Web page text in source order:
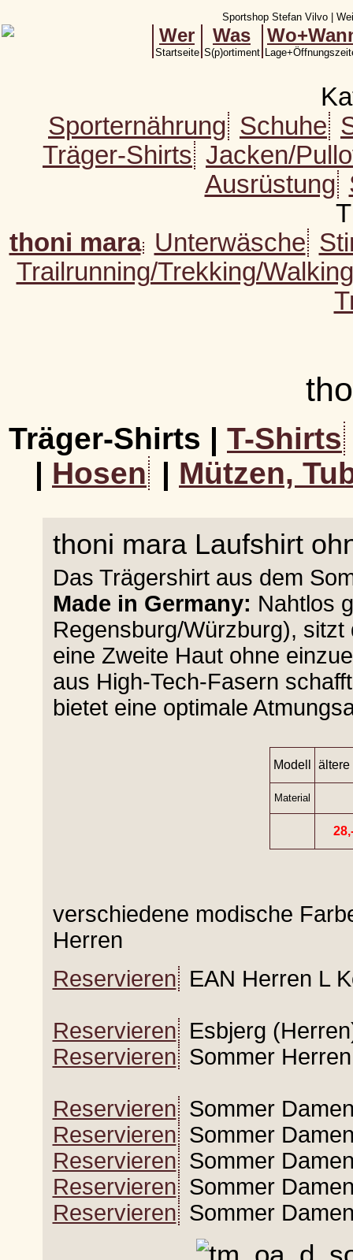
Sportshop Stefan Vilvo |
Wer
Startseite
Was
S(p)ortiment
Sporternährung Schuhe
Träger-Shirts Jacken/
Ausrüstung
thoni mara Unterwäsche
Trailrunning/Trekking/
Träger-Shirts | T-Shirts
| Hosen | Mützen,
thoni mara Laufshirt
Das Trägershirt aus dem
Made in Germany: Nahtlos
Regensburg/Würzburg),
eine Zweite Haut ohne
aus High-Tech-Fasern
bietet eine optimale
Modell ältere
Material
verschiedene modische
Herren
Reservieren EAN Herren L
Reservieren Esbjerg
Reservieren Sommer
Reservieren Sommer
Reservieren Sommer
Reservieren Sommer
Reservieren Sommer
Reservieren Sommer